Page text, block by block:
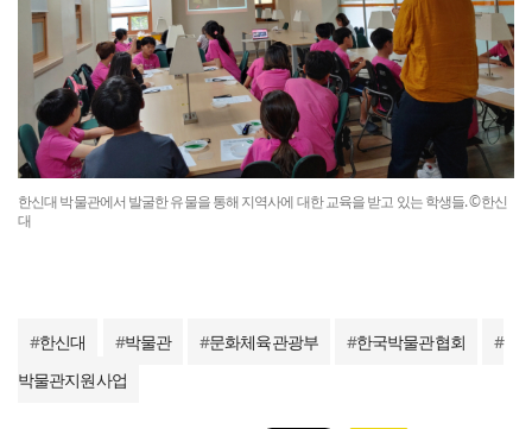
한신대 박물관에서 발굴한 유물을 통해 지역사에 대한 교육을 받고 있는 학생들. ©한신
대
#한신대 #박물관 #문화체육관광부 #한국박물관협회
#
박물관지원사업